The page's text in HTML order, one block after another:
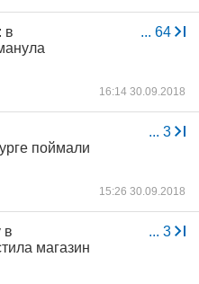
... 64
в
16:14 30.09.2018
... 3
поймали
15:26 30.09.2018
... 3
в
магазин